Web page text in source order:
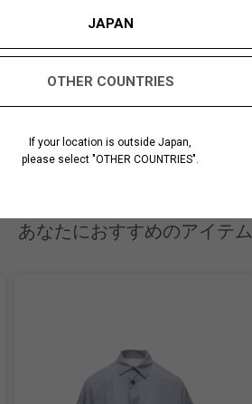
JAPAN
OTHER COUNTRIES
If your location is outside Japan,
please select "OTHER COUNTRIES".
あなたにおすすめのアイテム